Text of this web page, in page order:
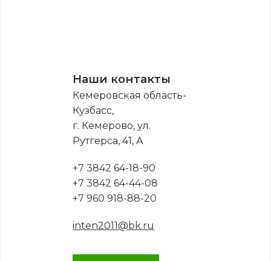
Наши контакты
Кемеровская область-
Кузбасс,
г. Кемерово, ул.
Рутгерса, 41, А
+7 3842 64-18-90
+7 3842 64-44-08
+7 960 918-88-20
inten2011@bk.ru